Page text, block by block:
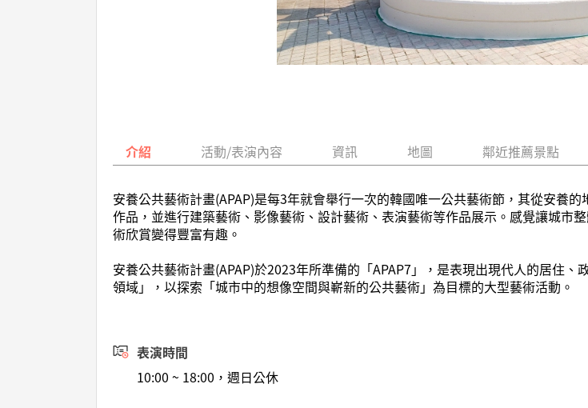
介紹 活動/表演內容 資訊 地圖 鄰近推薦景點
安養公共藝術計畫(APAP)是每3年就會舉行一次的韓國唯一公共藝術節，其從安養
作品，並進行建築藝術、影像藝術、設計藝術、表演藝術等作品展示。感覺讓城市
術欣賞變得豐富有趣。
安養公共藝術計畫(APAP)於2023年所準備的「APAP7」，是表現出現代人的居住
領域」，以探索「城市中的想像空間與嶄新的公共藝術」為目標的大型藝術活動。
表演時間
10:00 ~ 18:00，週日公休